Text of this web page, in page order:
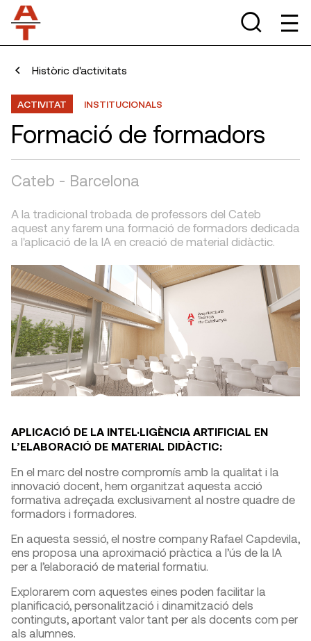
Històric d'activitats
ACTIVITAT INSTITUCIONALS
Formació de formadors
Cateb - Barcelona
A la tradicional trobada de professors del Cateb
aquest any farem una formació de formadors dedicada
a l'aplicació de la IA en creació de material didàctic.
APLICACIÓ DE LA INTEL·LIGÈNCIA ARTIFICIAL EN
L’ELABORACIÓ DE MATERIAL DIDÀCTIC:
En el marc del nostre compromís amb la qualitat i la
innovació docent, hem organitzat aquesta acció
formativa adreçada exclusivament al nostre quadre de
formadors i formadores.
En aquesta sessió, el nostre company Rafael Capdevila,
ens proposa una aproximació pràctica a l’ús de la IA
per a l’elaboració de material formatiu.
Explorarem com aquestes eines poden facilitar la
planificació, personalització i dinamització dels
continguts, aportant valor tant per als docents com per
als alumnes.